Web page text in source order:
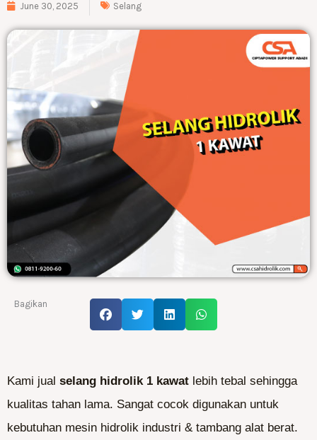
June 30, 2025 Selang
Bagikan
Kami jual selang hidrolik 1 kawat lebih tebal sehingga
kualitas tahan lama. Sangat cocok digunakan untuk
kebutuhan mesin hidrolik industri & tambang alat berat.